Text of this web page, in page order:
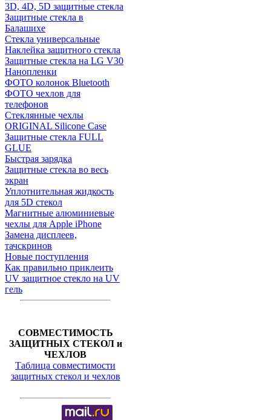
3D, 4D, 5D защитные стекла
Защитные стекла в
Балашихе
Стекла универсальные
Наклейка защитного стекла
Защитные стекла на LG V30
Нанопленки
ФОТО колонок Bluetooth
ФOTO чехлов для
телефонов
Стеклянные чехлы
ORIGINAL Silicone Case
Защитные стекла FULL
GLUE
Быстрая зарядка
Защитные стекла во весь
экран
Уплотнительная жидкость
для 5D стекол
Магнитные алюминиевые
чехлы для Apple iPhone
Замена дисплеев,
тачскринов
Новые поступления
Как правильно приклеить
UV защитное стекло на UV
гель
СОВМЕСТИМОСТЬ
ЗАЩИТНЫХ СТЕКОЛ и
ЧЕХЛОВ
Таблица совместимости
защитных стекол и чехлов